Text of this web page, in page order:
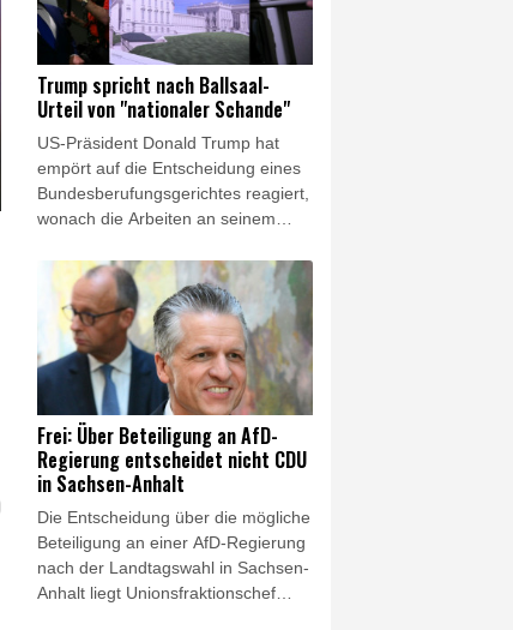
das südamerikanische Land
bringen. Der 48-jährige Politik-
Neuling trat die Nachfolge des
linken Präsidenten Gustavo Petro
an.
Trump spricht nach Ballsaal-
Urteil von "nationaler Schande"
US-Präsident Donald Trump hat
empört auf die Entscheidung eines
Bundesberufungsgerichtes reagiert,
wonach die Arbeiten an seinem
nicht weitergehen dürfen. Die
Justizentscheidung sei eine
"nationale Schande", erklärte er am
Freitag. Außerdem werde dadurch
die nationale Sicherheit bedroht,
setzte er offensichtlich mit Blick auf
einen unterirdischen Militärbunker
sowie weitere
Sicherheitsvorkehrungen im
geplanten Erweiterungsbau des
Weißen Hauses hinzu. Zuvor hatte
der Präsident bereits angekündigt,
in Berufung zu gehen.
Frei: Über Beteiligung an AfD-
Regierung entscheidet nicht CDU
in Sachsen-Anhalt
Die Entscheidung über die mögliche
Beteiligung an einer AfD-Regierung
nach der Landtagswahl in Sachsen-
Anhalt liegt Unionsfraktionschef